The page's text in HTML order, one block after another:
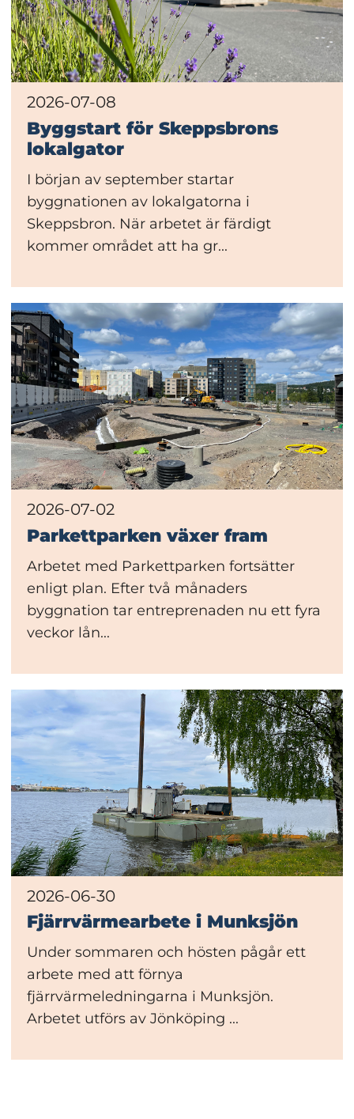
2026-07-08
Byggstart för Skeppsbrons
lokalgator
I början av september startar
byggnationen av lokalgatorna i
Skeppsbron. När arbetet är färdigt
kommer området att ha gr...
2026-07-02
Parkettparken växer fram
Arbetet med Parkettparken fortsätter
enligt plan. Efter två månaders
byggnation tar entreprenaden nu ett fyra
veckor lån...
2026-06-30
Fjärrvärmearbete i Munksjön
Under sommaren och hösten pågår ett
arbete med att förnya
fjärrvärmeledningarna i Munksjön.
Arbetet utförs av Jönköping ...